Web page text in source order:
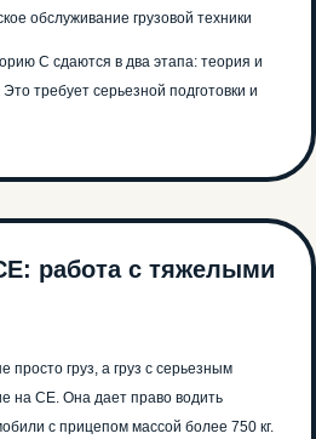
обслуживание грузовой техники
С сдаются в два этапа: теория и
требует серьезной подготовки и
работа с тяжелыми
просто груз, а груз с серьезным
на СЕ. Она дает право водить
с прицепом массой более 750 кг.